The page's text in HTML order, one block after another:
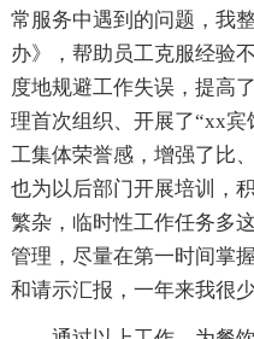
常服务中遇到的问题，我
办》，帮助员工克服经验
度地规避工作失误，提高
理首次组织、开展了“xx
工集体荣誉感，增强了比
也为以后部门开展培训，
繁杂，临时性工作任务多
管理，尽量在第一时间掌
和请示汇报，一年来我很